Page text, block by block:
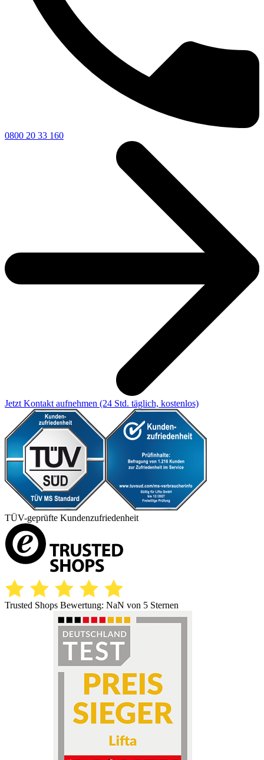
0800 20 33 160
Jetzt Kontakt aufnehmen (24 Std. täglich, kostenlos)
TÜV-geprüfte Kundenzufriedenheit
Trusted Shops Bewertung: NaN von 5 Sternen